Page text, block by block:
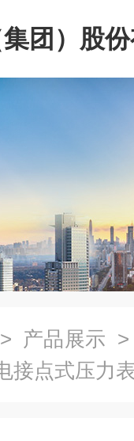
团）股
> 产品展示
接点式压力